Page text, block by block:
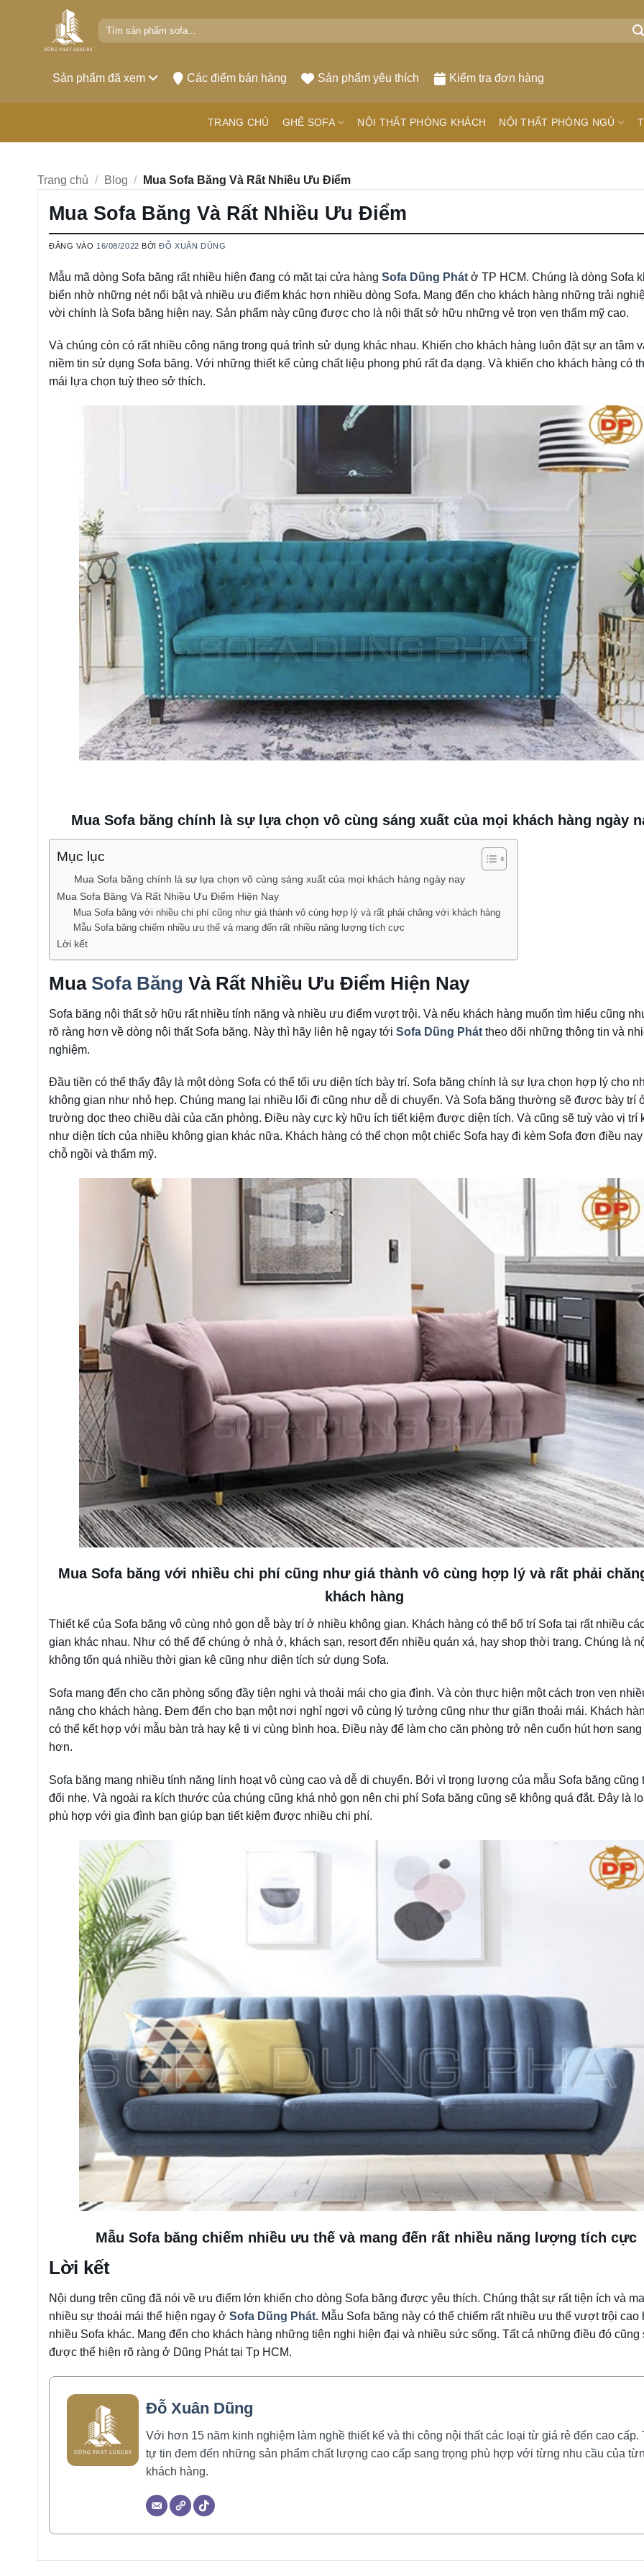
Tìm
kiếm:
Sản phẩm đã xem Các điểm bán hàng Sản phẩm yêu thích Kiểm tra đơn hàng
TRANG CHỦ GHẾ SOFA NỘI THẤT PHÒNG KHÁCH NỘI THẤT PHÒNG NGỦ
Trang chủ / Blog / Mua Sofa Băng Và Rất Nhiều Ưu Điểm
Mua Sofa Băng Và Rất Nhiều Ưu Điểm
ĐĂNG VÀO 16/08/2022 BỞIĐỖ XUÂN DŨNG
Mẫu mã dòng Sofa băng rất nhiều hiện đang có mặt tại cửa hàng Sofa Dũng Phát ở TP HCM. Chúng là dòng Sofa
biến nhờ những nét nổi bật và nhiều ưu điểm khác hơn nhiều dòng Sofa. Mang đến cho khách hàng những trải
vời chính là Sofa băng hiện nay. Sản phẩm này cũng được cho là nội thất sở hữu những vẻ trọn vẹn thẩm mỹ cao.
Và chúng còn có rất nhiều công năng trong quá trình sử dụng khác nhau. Khiến cho khách hàng luôn đặt sự an tâm
niềm tin sử dụng Sofa băng. Với những thiết kế cùng chất liệu phong phú rất đa dạng. Và khiến cho khách hàng có
mái lựa chọn tuỳ theo sở thích.
Mua Sofa băng chính là sự lựa chọn vô cùng sáng xuất của mọi khách hàng ngày
Mục lục
Mua Sofa băng chính là sự lựa chọn vô cùng sáng xuất của mọi khách hàng ngày nay
Mua Sofa Băng Và Rất Nhiều Ưu Điểm Hiện Nay
Mua Sofa băng với nhiều chi phí cũng như giá thành vô cùng hợp lý và rất phải chăng với khách hàng
Mẫu Sofa băng chiếm nhiều ưu thế và mang đến rất nhiều năng lượng tích cực
Lời kết
Mua Sofa Băng Và Rất Nhiều Ưu Điểm Hiện Nay
Sofa băng nội thất sở hữu rất nhiều tính năng và nhiều ưu điểm vượt trội. Và nếu khách hàng muốn tìm hiểu cũng
rõ ràng hơn về dòng nội thất Sofa băng. Này thì hãy liên hệ ngay tới Sofa Dũng Phát theo dõi những thông tin và
nghiệm.
Đầu tiền có thể thấy đây là một dòng Sofa có thể tối ưu diện tích bày trí. Sofa băng chính là sự lựa chọn hợp lý cho
không gian như nhỏ hẹp. Chúng mang lại nhiều lối đi cũng như dễ di chuyển. Và Sofa băng thường sẽ được bày trí
trường dọc theo chiều dài của căn phòng. Điều này cực kỳ hữu ích tiết kiệm được diện tích. Và cũng sẽ tuỳ vào vị trí
như diện tích của nhiều không gian khác nữa. Khách hàng có thể chọn một chiếc Sofa hay đi kèm Sofa đơn điều
chỗ ngồi và thẩm mỹ.
Mua Sofa băng với nhiều chi phí cũng như giá thành vô cùng hợp lý và rất phải
khách hàng
Thiết kế của Sofa băng vô cùng nhỏ gọn dễ bày trí ở nhiều không gian. Khách hàng có thể bố trí Sofa tại rất nhiều
gian khác nhau. Như có thể để chúng ở nhà ở, khách sạn, resort đến nhiều quán xá, hay shop thời trang. Chúng là
không tốn quá nhiều thời gian kê cũng như diện tích sử dụng Sofa.
Sofa mang đến cho căn phòng sống đầy tiện nghi và thoải mái cho gia đình. Và còn thực hiện một cách trọn vẹn
năng cho khách hàng. Đem đến cho bạn một nơi nghỉ ngơi vô cùng lý tưởng cũng như thư giãn thoải mái. Khách
có thể kết hợp với mẫu bàn trà hay kệ ti vi cùng bình hoa. Điều này để làm cho căn phòng trở nên cuốn hút hơn sang
hơn.
Sofa băng mang nhiều tính năng linh hoạt vô cùng cao và dễ di chuyển. Bởi vì trọng lượng của mẫu Sofa băng cũng
đối nhẹ. Và ngoài ra kích thước của chúng cũng khá nhỏ gọn nên chi phí Sofa băng cũng sẽ không quá đắt. Đây là
phù hợp với gia đình bạn giúp bạn tiết kiệm được nhiều chi phí.
Mẫu Sofa băng chiếm nhiều ưu thế và mang đến rất nhiều năng lượng tích cực
Lời kết
Nội dung trên cũng đã nói về ưu điểm lớn khiến cho dòng Sofa băng được yêu thích. Chúng thật sự rất tiện ích và
nhiều sự thoái mái thể hiện ngay ở Sofa Dũng Phát. Mẫu Sofa băng này có thể chiếm rất nhiều ưu thế vượt trội cao
nhiều Sofa khác. Mang đến cho khách hàng những tiện nghi hiện đại và nhiều sức sống. Tất cả những điều đó cũng
được thể hiện rõ ràng ở Dũng Phát tại Tp HCM.
Đỗ Xuân Dũng
Với hơn 15 năm kinh nghiệm làm nghề thiết kế và thi công nội thất các loại từ giá rẻ đến cao cấp.
tự tin đem đến những sản phẩm chất lượng cao cấp sang trọng phù hợp với từng nhu cầu của
khách hàng.